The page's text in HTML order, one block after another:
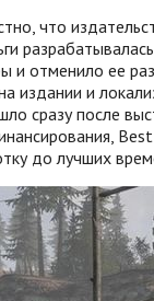
что
и отменило ее
издании и
сразу после
до лучших